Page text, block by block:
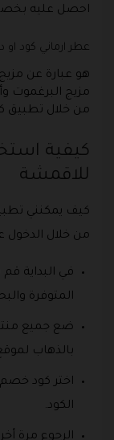
احصل عليه
عطر ارماني كود او
هو عبارة عن
مزيج البرغموت
من خلال تطبيق
كيفية
للاقمشة
كيف يمكنني
من خلال الدخول
في البداية قم
المتوفرة
ضع جميع
بالذهاب
اختر كود
الكود.
الرجوع مرة